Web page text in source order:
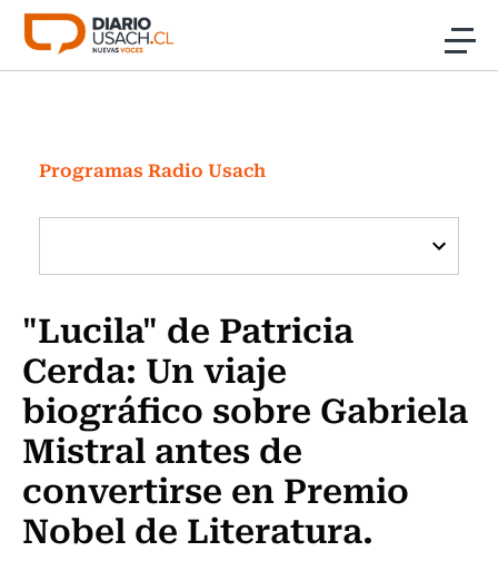
Click acá para ir directamente al contenido
Investigación
Cultura
Programas Radio y TV Usach
Programas Radio Usach
"Lucila" de Patricia
Cerda: Un viaje
biográfico sobre Gabriela
Mistral antes de
convertirse en Premio
Nobel de Literatura.